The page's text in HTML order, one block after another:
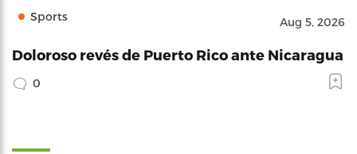
Sports Aug 5, 2026
Doloroso revés de Puerto Rico ante Nicaragua
0